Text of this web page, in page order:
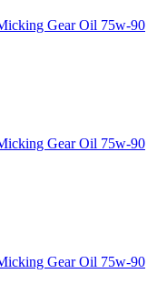
Gear Oil 75w-90
Gear Oil 75w-90
Gear Oil 75w-90